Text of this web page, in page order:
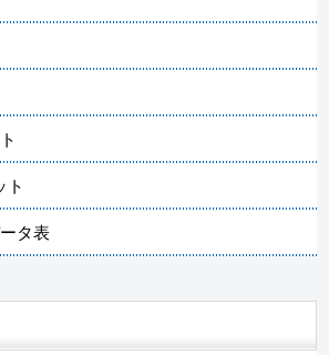
ト
タ表